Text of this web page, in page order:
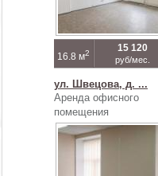
16.8 м2 15 120
руб/мес.
ул. Швецова, д. ...
Аренда офисного
помещения